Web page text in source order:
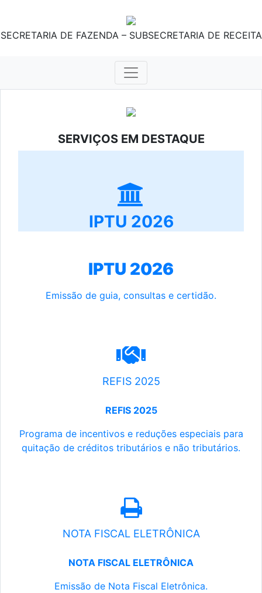
SECRETARIA DE FAZENDA – SUBSECRETARIA DE RECEITA
SERVIÇOS EM DESTAQUE
IPTU 2026
IPTU 2026
Emissão de guia, consultas e certidão.
REFIS 2025
REFIS 2025
Programa de incentivos e reduções especiais para
quitação de créditos tributários e não tributários.
NOTA FISCAL ELETRÔNICA
NOTA FISCAL ELETRÔNICA
Emissão de Nota Fiscal Eletrônica.